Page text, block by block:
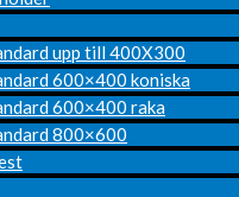
upp till 400X300
600×400 koniska
600×400 raka
800×600